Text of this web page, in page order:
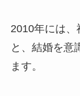
2010年には、
と、結婚を意
ます。